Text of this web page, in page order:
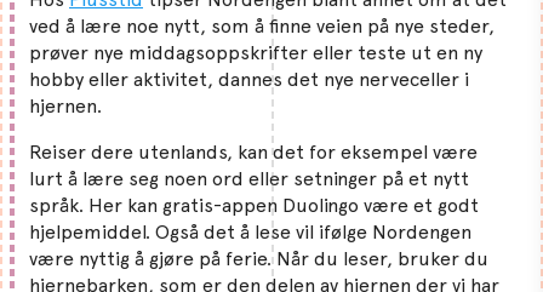
ved å lære noe nytt, som å finne veien på nye steder,
prøver nye middagsoppskrifter eller teste ut en ny
hobby eller aktivitet, dannes det nye nerveceller i
hjernen.
Reiser dere utenlands, kan det for eksempel være
lurt å lære seg noen ord eller setninger på et nytt
språk. Her kan gratis-appen Duolingo være et godt
hjelpemiddel. Også det å lese vil ifølge Nordengen
være nyttig å gjøre på ferie. Når du leser, bruker du
hjernebarken, som er den delen av hjernen der vi har